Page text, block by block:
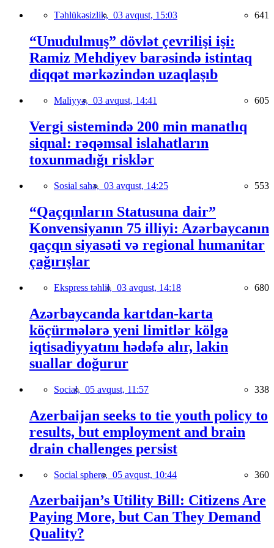
Təhlükəsizlik, 03 avqust, 15:03 641
“Unudulmuş” dövlət çevrilişi işi:
Ramiz Mehdiyev barəsində istintaq
diqqət mərkəzindən uzaqlaşıb
Maliyyə, 03 avqust, 14:41 605
Vergi sistemində 200 min manatlıq
siqnal: rəqəmsal islahatların
toxunmadığı risklər
Sosial sahə, 03 avqust, 14:25 553
“Qaçqınların Statusuna dair”
Konvensiyanın 75 illiyi: Azərbaycanın
qaçqın siyasəti və regional humanitar
çağırışlar
Ekspress təhlil, 03 avqust, 14:18 680
Azərbaycanda kartdan-karta
köçürmələrə yeni limitlər kölgə
iqtisadiyyatını hədəfə alır, lakin
suallar doğurur
Social, 05 avqust, 11:57 338
Azerbaijan seeks to tie youth policy to
results, but employment and brain
drain challenges persist
Social sphere, 05 avqust, 10:44 360
Azerbaijan’s Utility Bill: Citizens Are
Paying More, but Can They Demand
Quality?